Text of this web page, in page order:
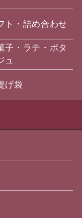
ト・詰め合わせ
子・ラテ・ポタ
ュ
げ袋